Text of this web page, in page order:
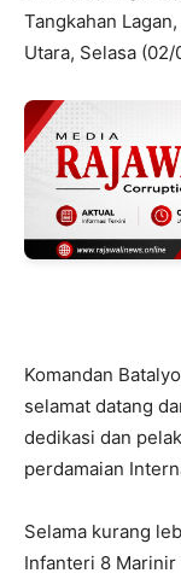
Tangkahan
Utara, Selasa
Komandan
selamat datang
dedikasi dan
perdamaian
Selama kurang
Infanteri 8 Marinir